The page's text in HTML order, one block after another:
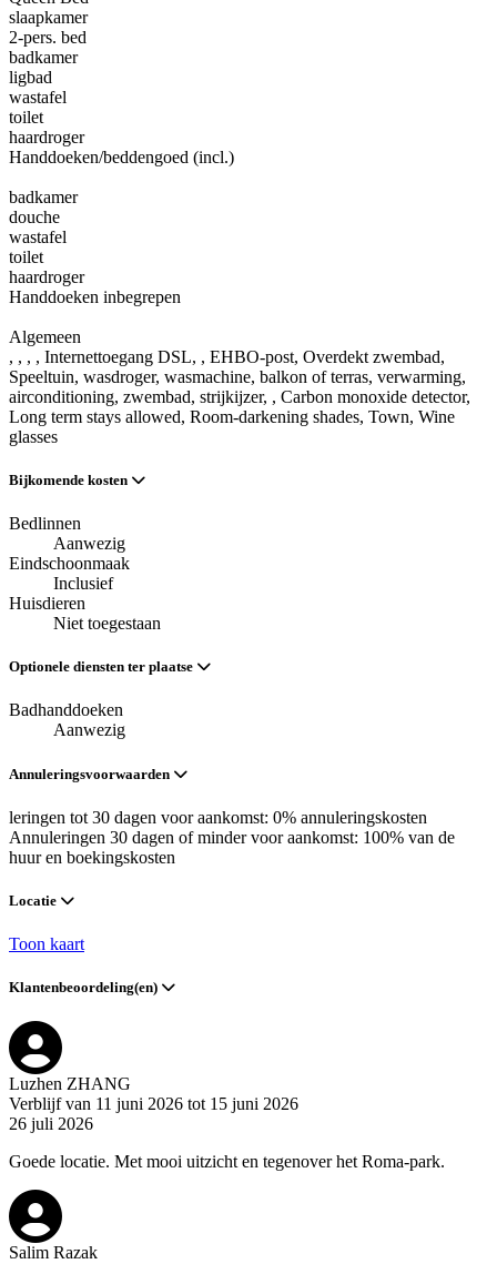
slaapkamer
2-pers. bed
badkamer
ligbad
wastafel
toilet
haardroger
Handdoeken/beddengoed (incl.)
badkamer
douche
wastafel
toilet
haardroger
Handdoeken inbegrepen
Algemeen
, , , , Internettoegang DSL, , EHBO-post, Overdekt zwembad,
Speeltuin, wasdroger, wasmachine, balkon of terras, verwarming,
airconditioning, zwembad, strijkijzer, , Carbon monoxide detector,
Long term stays allowed, Room-darkening shades, Town, Wine
glasses
Bijkomende kosten
Bedlinnen
Aanwezig
Eindschoonmaak
Inclusief
Huisdieren
Niet toegestaan
Optionele diensten ter plaatse
Badhanddoeken
Aanwezig
Annuleringsvoorwaarden
leringen tot 30 dagen voor aankomst: 0% annuleringskosten
Annuleringen 30 dagen of minder voor aankomst: 100% van de
huur en boekingskosten
Locatie
Toon kaart
Klantenbeoordeling(en)
Luzhen ZHANG
Verblijf van 11 juni 2026 tot 15 juni 2026
26 juli 2026
Goede locatie. Met mooi uitzicht en tegenover het Roma-park.
Salim Razak